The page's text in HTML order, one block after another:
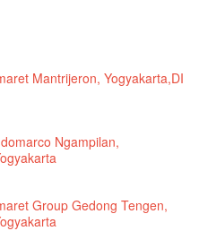
Mantrijeron, Yogyakarta,DI
Ngampilan,
Group Gedong Tengen,